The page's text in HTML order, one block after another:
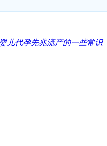
儿代孕先兆流产的一些常识